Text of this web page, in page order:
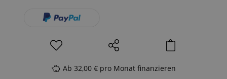
Ab 32,00 € pro Monat finanzieren